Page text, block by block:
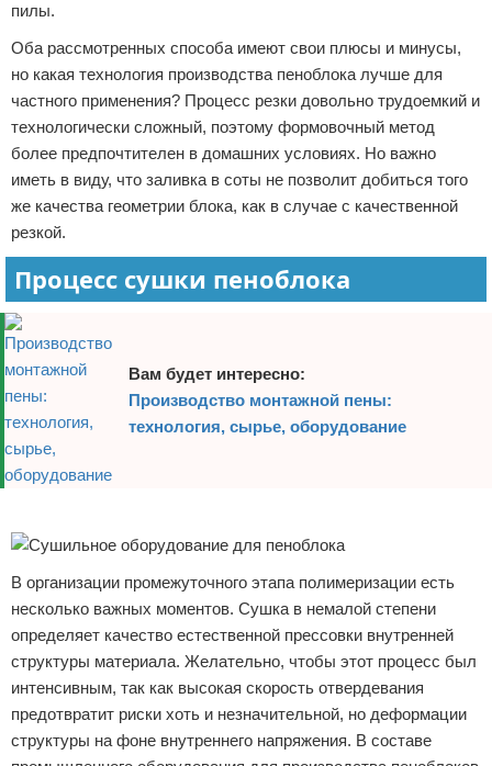
пилы.
Оба рассмотренных способа имеют свои плюсы и минусы,
но какая технология производства пеноблока лучше для
частного применения? Процесс резки довольно трудоемкий и
технологически сложный, поэтому формовочный метод
более предпочтителен в домашних условиях. Но важно
иметь в виду, что заливка в соты не позволит добиться того
же качества геометрии блока, как в случае с качественной
резкой.
Процесс сушки пеноблока
Вам будет интересно:
Производство монтажной пены:
технология, сырье, оборудование
В организации промежуточного этапа полимеризации есть
несколько важных моментов. Сушка в немалой степени
определяет качество естественной прессовки внутренней
структуры материала. Желательно, чтобы этот процесс был
интенсивным, так как высокая скорость отвердевания
предотвратит риски хоть и незначительной, но деформации
структуры на фоне внутреннего напряжения. В составе